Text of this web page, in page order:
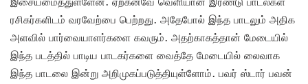
ரசிகர்களிடம் வரவேற்பை பெற்றது. அதேபோல் இந்த பாடலும் அதிக
அளவில் பார்வையாளர்களை கவரும். அதற்காகத்தான் மேடையில்
இந்த படத்தில் பாடிய பாடகர்களை வைத்தே மேடையில் லைவாக
இந்த பாடலை இன்று அறிமுகப்படுத்தியுள்ளோம். பவர் ஸ்டார் பவன்